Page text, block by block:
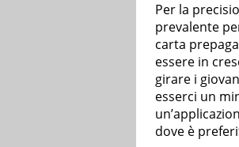
Per la
prevalente
carta
essere in
girare i
esserci un
dove è